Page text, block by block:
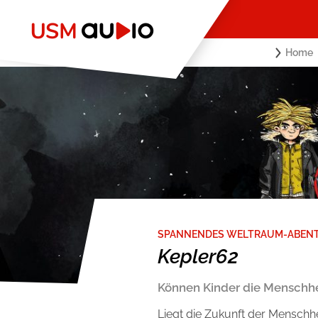
Home
SPANNENDES WELTRAUM-
Kepler62
Können Kinder die
Liegt die Zukunft der